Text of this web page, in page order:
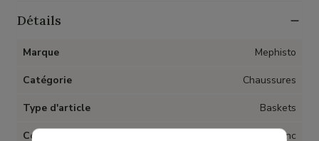
Détails
Marque Mephisto
Catégorie Chaussures
Type d'article Baskets
Couleur Blanc